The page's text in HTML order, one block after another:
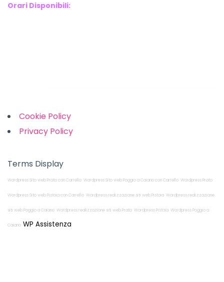
Orari Disponibili:
Cookie Policy
Privacy Policy
Terms Display
Wordpress Sito web Prato con Carrello Wordpress Sito web Poggio a Caiano con Carrello Wordpress Prato
Wordpress Sito web Pistoia con Carrello Wordpress realizzazione siti web Pistoia Wordpress realizzazione
siti web Poggio a Caiano Wordpress realizzazione siti web Prato Wordpress Pistoia Wordpress Poggio a
Caiano WP Assistenza